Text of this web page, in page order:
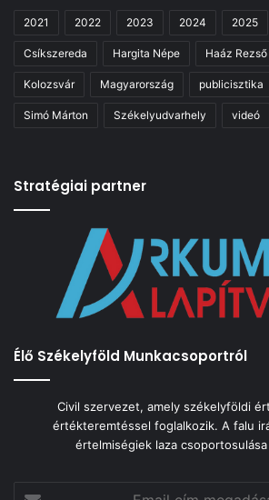
2021 2022 2023 2024 2025
Csíkszereda Hargita Népe Haáz
Kolozsvár Magyarország publicisztika
Simó Márton Székelyudvarhely videó
Stratégiai partner
Élő Székelyföld Munkacsoportról
Civil szervezet, amely székelyföldi
értékteremtéssel foglalkozik. A falu
értelmiségiek laza